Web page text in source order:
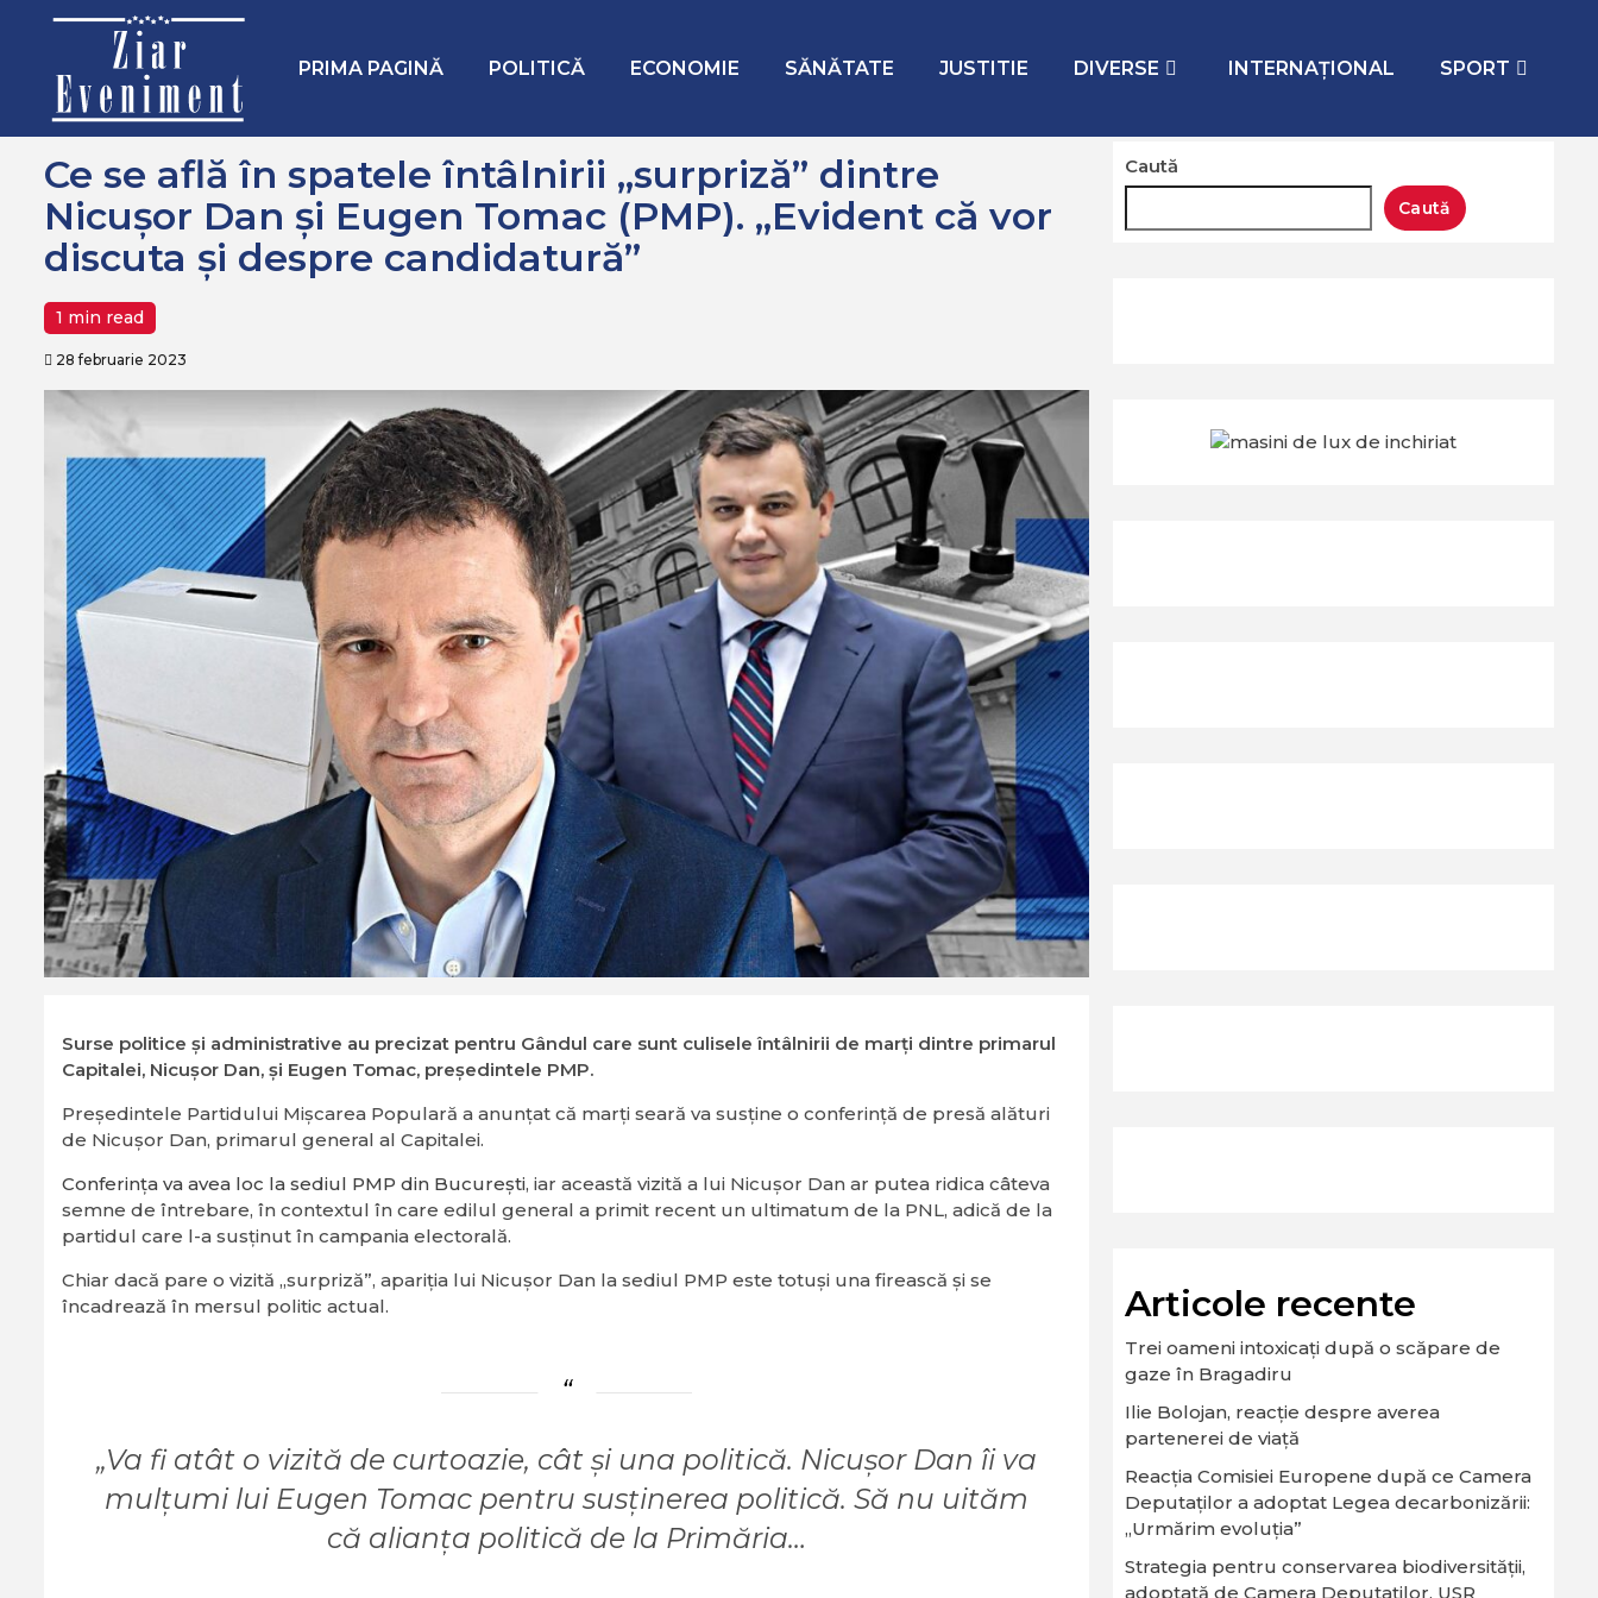
PRIMA PAGINĂ POLITICĂ ECONOMIE SĂNĂTATE JUSTITIE DIVERSE INTERNAŢIONAL SPORT
Recomandate
Ce se află în spatele întâlnirii „surpriză” dintre
Nicușor Dan și Eugen Tomac (PMP). „Evident că vor
discuta și despre candidatură”
1 min read
28 februarie 2023
Surse politice și administrative au precizat pentru Gândul care sunt culisele întâlnirii de marți dintre primarul
Capitalei, Nicușor Dan, și Eugen Tomac, președintele PMP.
Președintele Partidului Mișcarea Populară a anunțat că marți seară va susține o conferință de presă alături
de Nicușor Dan, primarul general al Capitalei.
Conferința va avea loc la sediul PMP din București, iar această vizită a lui Nicușor Dan ar putea ridica câteva
semne de întrebare, în contextul în care edilul general a primit recent un ultimatum de la PNL, adică de la
partidul care l-a susținut în campania electorală.
Chiar dacă pare o vizită „surpriză”, apariția lui Nicușor Dan la sediul PMP este totuși una firească și se
încadrează în mersul politic actual.
„Va fi atât o vizită de curtoazie, cât și una politică. Nicușor Dan îi va
mulțumi lui Eugen Tomac pentru susținerea politică. Să nu uităm
că alianța politică de la Primăria…
Caută
Caută
Articole recente
Trei oameni intoxicați după o scăpare de
gaze în Bragadiru
Ilie Bolojan, reacție despre averea
partenerei de viață
Reacția Comisiei Europene după ce Camera
Deputaților a adoptat Legea decarbonizării:
„Urmărim evoluția”
Strategia pentru conservarea biodiversităţii,
adoptată de Camera Deputaţilor. USR